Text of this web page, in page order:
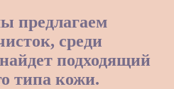
предлагаем
среди
подходящий
типа кожи.